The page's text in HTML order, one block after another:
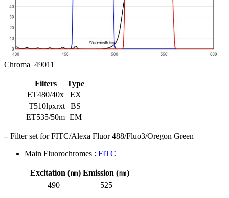
Chroma_49011
Filters
Type
ET480/40x
EX
T510lpxrxt
BS
ET535/50m EM
–Filter set for FITC/Alexa Fluor 488/Fluo3/Oregon Green
Main Fluorochromes : FITC
Excitation (㎚) Emission (㎚)
490
525